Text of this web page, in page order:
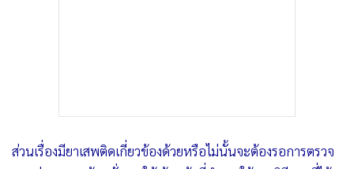
ส่วนเรื่องมียาเสพติดเกี่ยวข้องด้วยหรือไม่นั้นจะต้องรอการตรวจ